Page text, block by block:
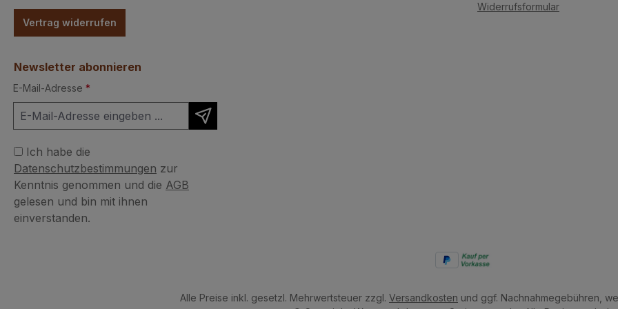
Vertrag widerrufen
Widerrufsformular
Newsletter abonnieren
E-Mail-Adresse *
Ich habe die
Datenschutzbestimmungen zur
Kenntnis genommen und die AGB
gelesen und bin mit ihnen
einverstanden.
Alle Preise inkl. gesetzl. Mehrwertsteuer zzgl. Versandkosten und ggf. Nachnahmegebühren,